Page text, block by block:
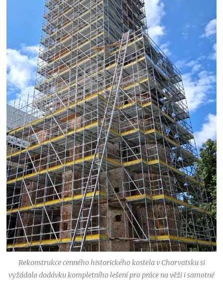
Rekonstrukce cenného historického kostela v Chorvatsku si
vyžádala dodávku kompletního lešení pro práce na věži i samotné